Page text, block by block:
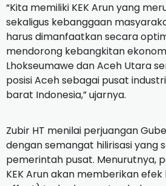
“Kita memiliki KEK Arun yang
sekaligus kebanggaan
harus dimanfaatkan secara
mendorong kebangkitan
Lhokseumawe dan Aceh Utara
posisi Aceh sebagai pusat
barat Indonesia,” ujarnya.
Zubir HT menilai perjuangan
dengan semangat hilirisasi yang
pemerintah pusat. Menurutnya,
KEK Arun akan memberikan